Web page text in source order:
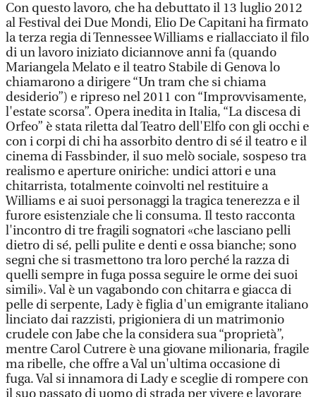
Con questo lavoro, che ha debuttato il 13 luglio 2012
al Festival dei Due Mondi, Elio De Capitani ha firmato
la terza regia di Tennessee Williams e riallacciato il filo
di un lavoro iniziato diciannove anni fa (quando
Mariangela Melato e il teatro Stabile di Genova lo
chiamarono a dirigere “Un tram che si chiama
desiderio”) e ripreso nel 2011 con “Improvvisamente,
l'estate scorsa”. Opera inedita in Italia, “La discesa di
Orfeo” è stata riletta dal Teatro dell'Elfo con gli occhi e
con i corpi di chi ha assorbito dentro di sé il teatro e il
cinema di Fassbinder, il suo melò sociale, sospeso tra
realismo e aperture oniriche: undici attori e una
chitarrista, totalmente coinvolti nel restituire a
Williams e ai suoi personaggi la tragica tenerezza e il
furore esistenziale che li consuma. Il testo racconta
l'incontro di tre fragili sognatori «che lasciano pelli
dietro di sé, pelli pulite e denti e ossa bianche; sono
segni che si trasmettono tra loro perché la razza di
quelli sempre in fuga possa seguire le orme dei suoi
simili». Val è un vagabondo con chitarra e giacca di
pelle di serpente, Lady è figlia d'un emigrante italiano
linciato dai razzisti, prigioniera di un matrimonio
crudele con Jabe che la considera sua “proprietà”,
mentre Carol Cutrere è una giovane milionaria, fragile
ma ribelle, che offre a Val un'ultima occasione di
fuga. Val si innamora di Lady e sceglie di rompere con
il suo passato di uomo di strada per vivere e lavorare